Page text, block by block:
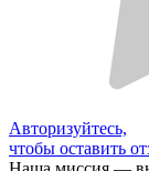
Авторизуйтесь,
чтобы оставить